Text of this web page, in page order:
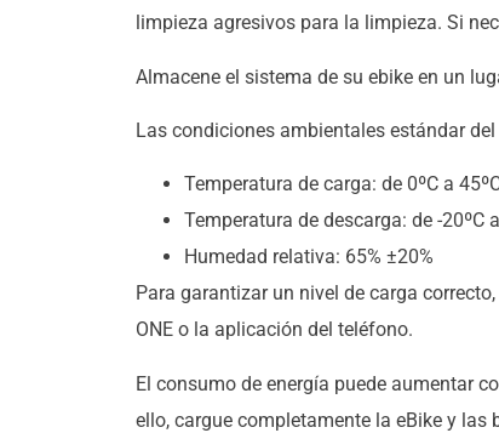
limpieza agresivos para la limpieza. Si
Almacene el sistema de su ebike en un
Las condiciones ambientales estándar
Temperatura de carga: de 0ºC a
Temperatura de descarga: de -20ºC
Humedad relativa: 65% ±20%
Para garantizar un nivel de carga
ONE o la aplicación del teléfono.
El consumo de energía puede aumentar
ello, cargue completamente la eBike y las